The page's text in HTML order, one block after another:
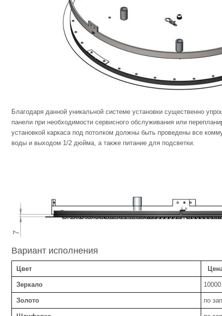
Благодаря данной уникальной системе установки существенно
панели при необходимости сервисного обслуживания или
установкой каркаса под потолком должны быть проведены все
воды и выходом 1/2 дюйма, а также питание для подсветки.
Вариант исполнения
Цвет
Зеркало 10000
Золото по